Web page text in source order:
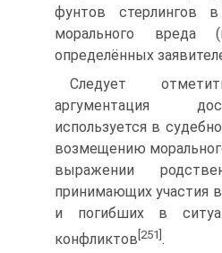
фунтов стерлингов
морального вреда
определённых
Следует
аргументация
используется в
возмещению
выражении
принимающих участия
и погибших в
конфликтов [251] .